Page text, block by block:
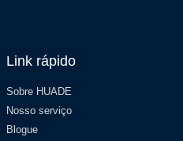
Link rápido
Sobre HUADE
Nosso serviço
Blogue